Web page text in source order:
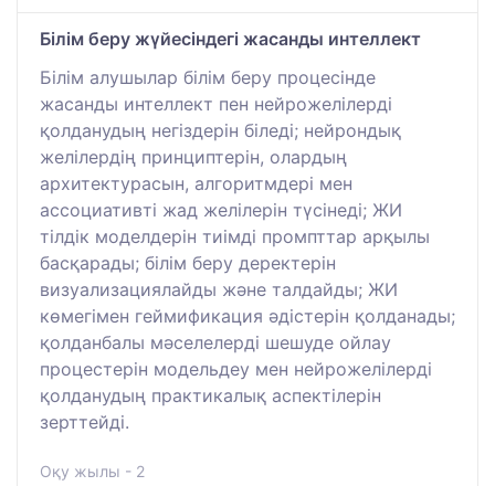
Білім беру жүйесіндегі жасанды интеллект
Білім алушылар білім беру процесінде
жасанды интеллект пен нейрожелілерді
қолданудың негіздерін біледі; нейрондық
желілердің принциптерін, олардың
архитектурасын, алгоритмдері мен
ассоциативті жад желілерін түсінеді; ЖИ
тілдік моделдерін тиімді промпттар арқылы
басқарады; білім беру деректерін
визуализациялайды және талдайды; ЖИ
көмегімен геймификация әдістерін қолданады;
қолданбалы мәселелерді шешуде ойлау
процестерін модельдеу мен нейрожелілерді
қолданудың практикалық аспектілерін
зерттейді.
Оқу жылы - 2